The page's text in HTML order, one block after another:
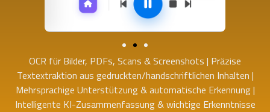
OCR für Bilder, PDFs, Scans & Screenshots | Präzise
Textextraktion aus gedruckten/handschriftlichen Inhalten |
Mehrsprachige Unterstützung & automatische Erkennung |
Intelligente KI-Zusammenfassung & wichtige Erkenntnisse